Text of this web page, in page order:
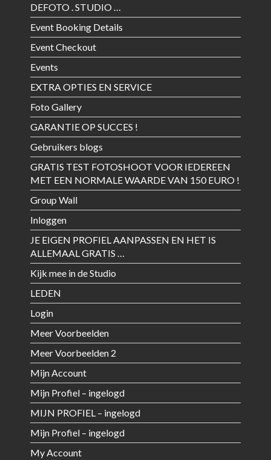
DEFOTO . STUDIO …
Event Booking Details
Event Checkout
Events
EXTRA OPTIES EN SERVICE
Foto Gallery
GARANTIE OP SUCCES !
Gebruikers blogs
GRATIS TEST FOTOSHOOT VOOR IEDEREEN
MET EEN NORMALE WAARDE VAN 150 EURO !
Group Wall
Inloggen
JE EIGEN PROFIEL AANPASSEN EN HET IS
ALLEMAAL GRATIS …
Kijk mee in de Studio
LEDEN
Login
Meer Voorbeelden
Meer Voorbeelden 2
Mijn Account
Mijn Profiel – ingelogd
MIJN PROFIEL – ingelogd
Mijn Profiel – ingelogd
My Account